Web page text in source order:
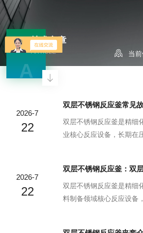
技术文章
ARTICLE
A
当
2026-7
22
双层不锈钢反应釜是精细
业核心反应设备，长期在
三类典型问题。故障出现
仅影响生产进度，还可能
故。本文针对三大典型故
层诱因、分步排查流程
2026-7
22
双层不锈钢反应釜是精细
料制备领域核心反应设备
成密闭夹层空间，通入